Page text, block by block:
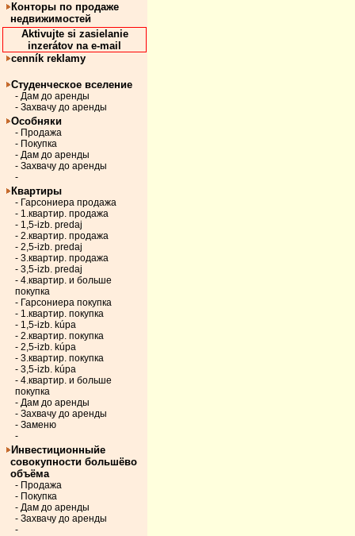
Конторы по продаже
недвижимостей
Aktivujte si zasielanie
inzerátov na e-mail
cenník reklamy
Студенческое вселение
- Дам до аренды
- Захвачу до аренды
Особняки
- Продажа
- Покупка
- Дам до аренды
- Захвачу до аренды
-
Квартиры
- Гарсониера продажа
- 1.квартир. продажа
- 1,5-izb. predaj
- 2.квартир. продажа
- 2,5-izb. predaj
- 3.квартир. продажа
- 3,5-izb. predaj
- 4.квартир. и больше
покупка
- Гарсониера покупка
- 1.квартир. покупка
- 1,5-izb. kúpa
- 2.квартир. покупка
- 2,5-izb. kúpa
- 3.квартир. покупка
- 3,5-izb. kúpa
- 4.квартир. и больше
покупка
- Дам до аренды
- Захвачу до аренды
- Заменю
-
Инвестиционныйе
совокупности большёво
объёма
- Продажа
- Покупка
- Дам до аренды
- Захвачу до аренды
-